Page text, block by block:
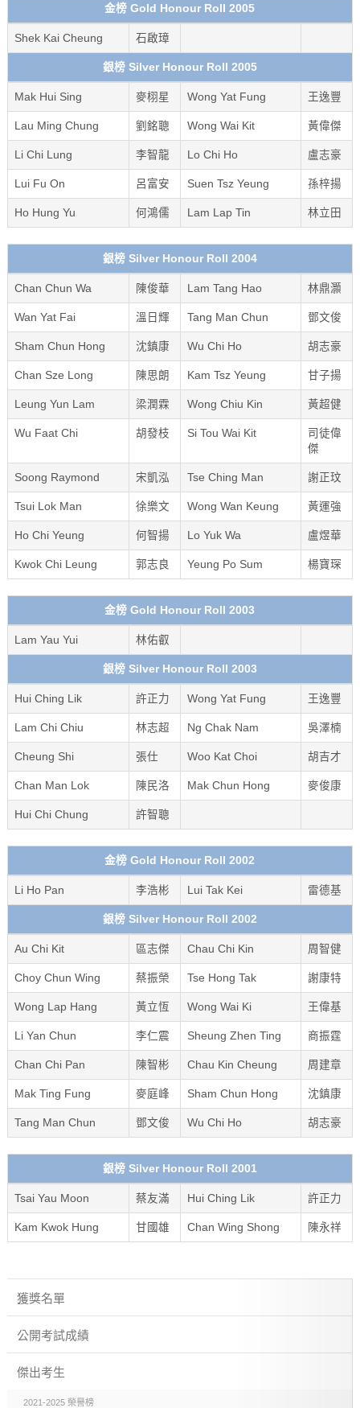
金榜 Gold Honour Roll 2005
Shek Kai Cheung 石啟璋
銀榜 Silver Honour Roll 2005
Mak Hui Sing 麥栩星 Wong Yat Fung 王逸豐
Lau Ming Chung 劉銘聰 Wong Wai Kit 黃偉傑
Li Chi Lung 李智龍 Lo Chi Ho 盧志豪
Lui Fu On 呂富安 Suen Tsz Yeung 孫梓揚
Ho Hung Yu 何鴻儒 Lam Lap Tin 林立田
銀榜 Silver Honour Roll 2004
Chan Chun Wa 陳俊華 Lam Tang Hao 林鼎灝
Wan Yat Fai 溫日輝 Tang Man Chun 鄧文俊
Sham Chun Hong 沈鎮康 Wu Chi Ho 胡志豪
Chan Sze Long 陳思朗 Kam Tsz Yeung 甘子揚
Leung Yun Lam 梁潤霖 Wong Chiu Kin 黃超健
Wu Faat Chi 胡發枝 Si Tou Wai Kit
司徒偉
傑
Soong Raymond 宋凱泓 Tse Ching Man 謝正玟
Tsui Lok Man 徐樂文 Wong Wan Keung 黃運強
Ho Chi Yeung 何智揚 Lo Yuk Wa 盧煜華
Kwok Chi Leung 郭志良 Yeung Po Sum 楊寶琛
金榜 Gold Honour Roll 2003
Lam Yau Yui 林佑叡
銀榜 Silver Honour Roll 2003
Hui Ching Lik 許正力 Wong Yat Fung 王逸豐
Lam Chi Chiu 林志超 Ng Chak Nam 吳澤楠
Cheung Shi 張仕 Woo Kat Choi 胡吉才
Chan Man Lok 陳民洛 Mak Chun Hong 麥俊康
Hui Chi Chung 許智聰
金榜 Gold Honour Roll 2002
Li Ho Pan 李浩彬 Lui Tak Kei 雷德基
銀榜 Silver Honour Roll 2002
Au Chi Kit 區志傑 Chau Chi Kin 周智健
Choy Chun Wing 蔡振榮 Tse Hong Tak 謝康特
Wong Lap Hang 黃立恆 Wong Wai Ki 王偉基
Li Yan Chun 李仁震 Sheung Zhen Ting 商振霆
Chan Chi Pan 陳智彬 Chau Kin Cheung 周建章
Mak Ting Fung 麥庭峰 Sham Chun Hong 沈鎮康
Tang Man Chun 鄧文俊 Wu Chi Ho 胡志豪
銀榜 Silver Honour Roll 2001
Tsai Yau Moon 蔡友滿 Hui Ching Lik 許正力
Kam Kwok Hung 甘國雄 Chan Wing Shong 陳永祥
獲獎名單
公開考試成績
傑出考生
2021-2025 榮譽榜